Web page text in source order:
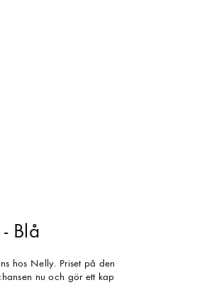
Blå
hos Nelly. Priset på den
nu och gör ett kap